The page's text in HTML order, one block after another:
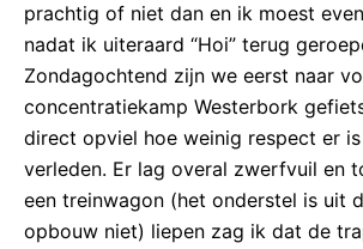
prachtig of niet dan en ik moest
nadat ik uiteraard “Hoi” terug
Zondagochtend zijn we eerst naar
concentratiekamp Westerbork
direct opviel hoe weinig respect er
verleden. Er lag overal zwerfvuil en
een treinwagon (het onderstel is uit
opbouw niet) liepen zag ik dat de